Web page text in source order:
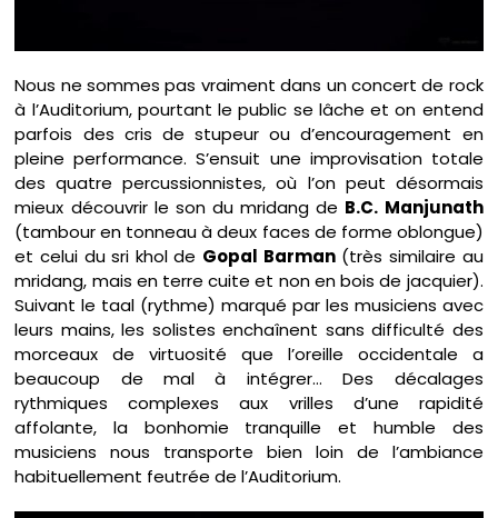
Nous ne sommes pas vraiment dans un concert de rock
à l’Auditorium, pourtant le public se lâche et on entend
parfois des cris de stupeur ou d’encouragement en
pleine performance. S’ensuit une improvisation totale
des quatre percussionnistes, où l’on peut désormais
mieux découvrir le son du mridang de B.C. Manjunath
(tambour en tonneau à deux faces de forme oblongue)
et celui du sri khol de Gopal Barman(très similaire au
mridang, mais en terre cuite et non en bois de jacquier).
Suivant le taal (rythme) marqué par les musiciens avec
leurs mains, les solistes enchaînent sans difficulté des
morceaux de virtuosité que l’oreille occidentale a
beaucoup de mal à intégrer… Des décalages
rythmiques complexes aux vrilles d’une rapidité
affolante, la bonhomie tranquille et humble des
musiciens nous transporte bien loin de l’ambiance
habituellement feutrée de l’Auditorium.